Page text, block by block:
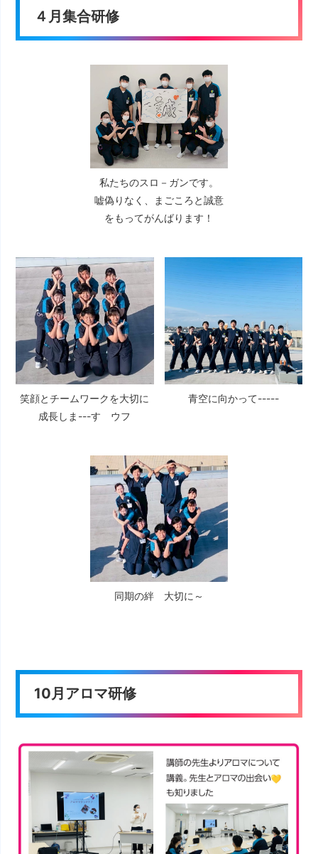
４月集合研修
私たちのスロ－ガンです。
嘘偽りなく、まごころと誠意
をもってがんばります！
笑顔とチームワークを大切に
成長しま---す ウフ
青空に向かって-----
同期の絆 大切に～
10月アロマ研修